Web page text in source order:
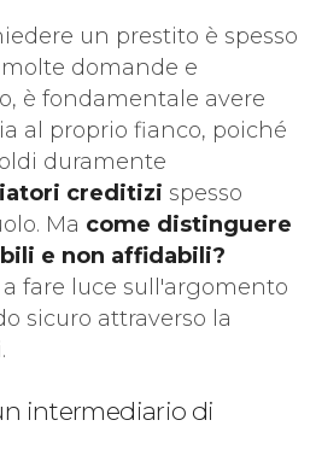
un prestito è spesso
domande e
è fondamentale avere
al proprio fianco, poiché
duramente
creditizi spesso
Ma come distinguere
e non affidabili?
fare luce sull'argomento
sicuro attraverso la
intermediario di